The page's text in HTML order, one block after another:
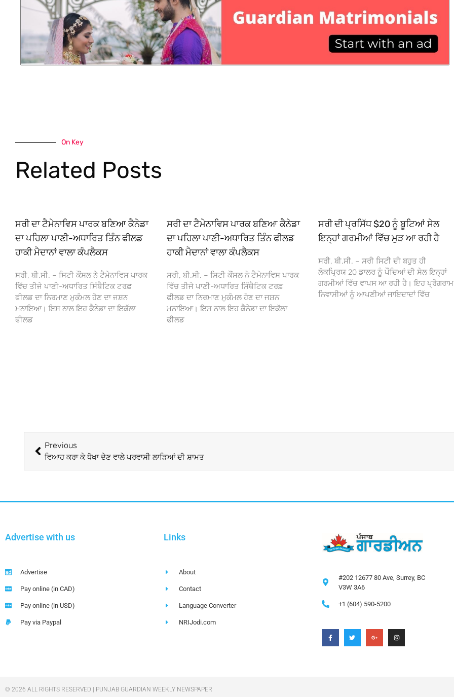
On Key
Related Posts
ਸਰੀ ਦਾ ਟੈਮੇਨਾਵਿਸ ਪਾਰਕ ਬਣਿਆ ਕੈਨੇਡਾ
ਦਾ ਪਹਿਲਾ ਪਾਣੀ-ਅਧਾਰਿਤ ਤਿੰਨ ਫੀਲਡ
ਹਾਕੀ ਮੈਦਾਨਾਂ ਵਾਲਾ ਕੰਪਲੈਕਸ
ਸਰੀ, ਬੀ.ਸੀ. – ਸਿਟੀ ਕੌਂਸਲ ਨੇ ਟੈਮੇਨਾਵਿਸ ਪਾਰਕ
ਵਿੱਚ ਤੀਜੇ ਪਾਣੀ-ਅਧਾਰਿਤ ਸਿੰਥੈਟਿਕ ਟਰਫ਼
ਫੀਲਡ ਦਾ ਨਿਰਮਾਣ ਮੁਕੰਮਲ ਹੋਣ ਦਾ ਜਸ਼ਨ
ਮਨਾਇਆ। ਇਸ ਨਾਲ ਇਹ ਕੈਨੇਡਾ ਦਾ ਇਕੱਲਾ
ਫੀਲਡ
ਸਰੀ ਦਾ ਟੈਮੇਨਾਵਿਸ ਪਾਰਕ ਬਣਿਆ ਕੈਨੇਡਾ
ਦਾ ਪਹਿਲਾ ਪਾਣੀ-ਅਧਾਰਿਤ ਤਿੰਨ ਫੀਲਡ
ਹਾਕੀ ਮੈਦਾਨਾਂ ਵਾਲਾ ਕੰਪਲੈਕਸ
ਸਰੀ, ਬੀ.ਸੀ. – ਸਿਟੀ ਕੌਂਸਲ ਨੇ ਟੈਮੇਨਾਵਿਸ ਪਾਰਕ
ਵਿੱਚ ਤੀਜੇ ਪਾਣੀ-ਅਧਾਰਿਤ ਸਿੰਥੈਟਿਕ ਟਰਫ਼
ਫੀਲਡ ਦਾ ਨਿਰਮਾਣ ਮੁਕੰਮਲ ਹੋਣ ਦਾ ਜਸ਼ਨ
ਮਨਾਇਆ। ਇਸ ਨਾਲ ਇਹ ਕੈਨੇਡਾ ਦਾ ਇਕੱਲਾ
ਫੀਲਡ
ਸਰੀ ਦੀ ਪ੍ਰਸਿੱਧ $20 ਨੂੰ ਬੂਟਿਆਂ ਸੇਲ
ਇਨ੍ਹਾਂ ਗਰਮੀਆਂ ਵਿੱਚ ਮੁੜ ਆ ਰਹੀ ਹੈ
ਸਰੀ, ਬੀ.ਸੀ. – ਸਰੀ ਸਿਟੀ ਦੀ ਬਹੁਤ ਹੀ
ਲੋਕਪ੍ਰਿਯ 20 ਡਾਲਰ ਨੂੰ ਪੌਦਿਆਂ ਦੀ ਸੇਲ ਇਨ੍ਹਾਂ
ਗਰਮੀਆਂ ਵਿੱਚ ਵਾਪਸ ਆ ਰਹੀ ਹੈ। ਇਹ ਪ੍ਰੋਗਰਾਮ
ਨਿਵਾਸੀਆਂ ਨੂੰ ਆਪਣੀਆਂ ਜਾਇਦਾਦਾਂ ਵਿੱਚ
Previous
ਵਿਆਹ ਕਰਾ ਕੇ ਧੋਖਾ ਦੇਣ ਵਾਲੇ ਪਰਵਾਸੀ ਲਾੜਿਆਂ ਦੀ ਸ਼ਾਮਤ
Advertise with us
Advertise
Pay online (in CAD)
Pay online (in USD)
Pay via Paypal
Links
About
Contact
Language Converter
NRIJodi.com
#202 12677 80 Ave, Surrey, BC
V3W 3A6
+1 (604) 590-5200
© 2026 ALL RIGHTS RESERVED | PUNJAB GUARDIAN WEEKLY NEWSPAPER